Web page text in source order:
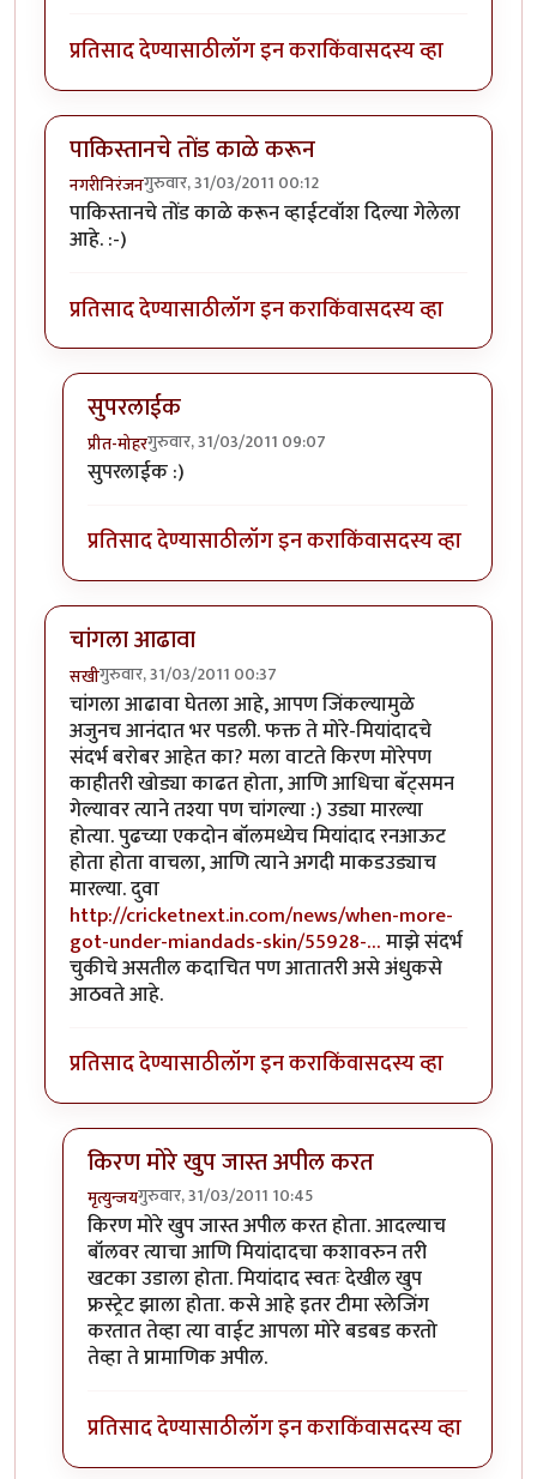
प्रतिसाद देण्यासाठीलॉग इन कराकिंवासदस्य व्हा
पाकिस्तानचे तोंड काळे करून
नगरीनिरंजनगुरुवार, 31/03/2011 00:12
पाकिस्तानचे तोंड काळे करून व्हाईटवॉश दिल्या गेलेला
आहे. :-)
प्रतिसाद देण्यासाठीलॉग इन कराकिंवासदस्य व्हा
सुपरलाईक
प्रीत-मोहरगुरुवार, 31/03/2011 09:07
In reply toपाकिस्तानचे तोंड काळे करून
सुपरलाईक :)
प्रतिसाद देण्यासाठीलॉग इन कराकिंवासदस्य व्हा
चांगला आढावा
सखीगुरुवार, 31/03/2011 00:37
चांगला आढावा घेतला आहे, आपण जिंकल्यामुळे
अजुनच आनंदात भर पडली. फक्त ते मोरे-मियांदादचे
संदर्भ बरोबर आहेत का? मला वाटते किरण मोरेपण
काहीतरी खोड्या काढत होता, आणि आधिचा बॅट्समन
गेल्यावर त्याने तश्या पण चांगल्या :) उड्या मारल्या
होत्या. पुढच्या एकदोन बॉलमध्येच मियांदाद रनआऊट
होता होता वाचला, आणि त्याने अगदी माकडउड्याच
मारल्या. दुवा
http://cricketnext.in.com/news/when-more-
got-under-miandads-skin/55928-…माझे संदर्भ
चुकीचे असतील कदाचित पण आतातरी असे अंधुकसे
आठवते आहे.
प्रतिसाद देण्यासाठीलॉग इन कराकिंवासदस्य व्हा
किरण मोरे खुप जास्त अपील करत
मृत्युन्जयगुरुवार, 31/03/2011 10:45
In reply toचांगला आढावाbyसखी
किरण मोरे खुप जास्त अपील करत होता. आदल्याच
बॉलवर त्याचा आणि मियांदादचा कशावरुन तरी
खटका उडाला होता. मियांदाद स्वतः देखील खुप
फ्रस्ट्रेट झाला होता. कसे आहे इतर टीमा स्लेजिंग
करतात तेव्हा त्या वाईट आपला मोरे बडबड करतो
तेव्हा ते प्रामाणिक अपील.
प्रतिसाद देण्यासाठीलॉग इन कराकिंवासदस्य व्हा